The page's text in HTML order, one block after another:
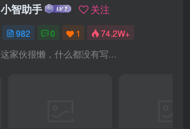
小智助手 关注
982 0 1 74.2W+
这家伙很懒，什么都没有写...